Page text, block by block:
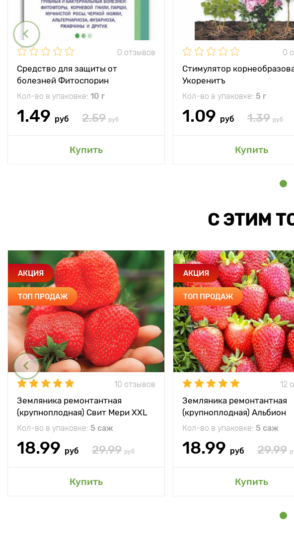
0 отзывов
Средство для защиты от
болезней Фитоспорин
Кол-во в упаковке: 10 г
1.49 руб 2.59 руб
Купить
0
Стимулятор
Укоренитъ
Кол-во в упаковке: 5 г
1.09 руб 1.39 руб
Купить
С ЭТИМ
АКЦИЯ
ТОП ПРОДАЖ
10 отзывов
Земляника ремонтантная
(крупноплодная) Свит Мери XXL
Кол-во в упаковке: 5 саж
18.99 руб 29.99 руб
Купить
АКЦИЯ
ТОП ПРОДАЖ
12
Земляника ремонтантная
(крупноплодная) Альбион
Кол-во в упаковке: 5 саж
18.99 руб 29.99
Купить